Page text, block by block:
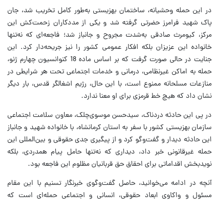
در این حمله وحشیانه، ساختمان بهزیستی به‌طور کامل تخریب شد، جان
پاک شهید فرامرز حضرتی گرفته شد و یکی از مددکاران زحمت‌کش این
مرکز، کیومرث صادقی به‌شدت مجروح و جانباز شد؛ فاجعه‌ای که نه‌تنها
خانواده این عزیزان بلکه افکار عمومی کشور را نیز جریحه‌دار کرد. این
جنایت در حالی صورت گرفت که بر اساس ماده 18 کنوانسیون چهارم ژنو،
حمله به اماکن غیرنظامی، درمانی و خدمات اجتماعی تحت هر شرایطی در
منازعات مسلحانه ممنوع است، با این حال، رژیم اشغالگر قدس، بار دیگر
نشان داد که هیچ خط قرمزی برای او معنا ندارد.
در پی این حادثه دردناک، سیدحسن موسوی‌چلک، معاون سلامت اجتماعی
سازمان بهزیستی کشور با سفر به استان کرمانشاه، با خانواده شهید و جانباز
این حادثه دیدار و گفت‌وگو کرد و از پیگیری جدی حقوقی و بین‌المللی این
حمله غیرقانونی خبر داد، دیداری که نه‌تنها حامل پیام همدردی، بلکه
نویدبخش اقداماتی برای احقاق حق قربانیان مظلوم این فاجعه بود.
آنچه در ادامه می‌خوانید، حاصل گفت‌وگوی خبرنگار تسنیم با این مقام
مسئول و واکاوی ابعاد حقوقی، انسانی و اجتماعی حمله‌ای است که